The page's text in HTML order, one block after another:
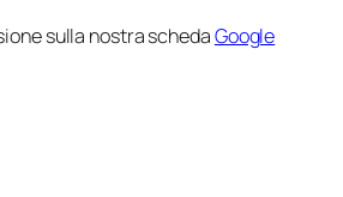
sulla nostra schedaGoogle